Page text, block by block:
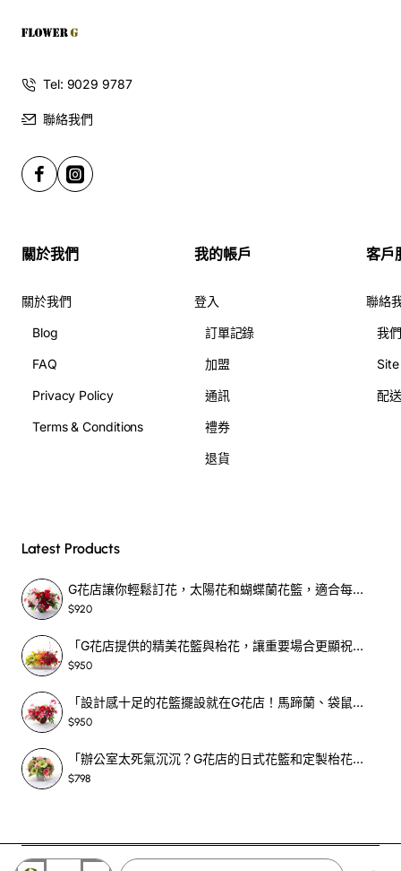
Tel: 9029 9787
聯絡我們
關於我們
關於我們
Blog
FAQ
Privacy Policy
Terms & Conditions
我的帳戶
登入
訂單記錄
加盟
通訊
禮券
退貨
客戶
聯絡
我
配
Latest Products
G花店讓你輕鬆訂花，太陽花和蝴蝶蘭花籃，適合每個重要時刻！-SF390
$920
「G花店提供的精美花籃與枱花，讓重要場合更顯祝賀與喜悅，適合各種用場！」-SF398
$950
「設計感十足的花籃擺設就在G花店！馬蹄蘭、袋鼠爪、罌粟花，為你的重大場合增光添彩！」-SF209
$950
「辦公室太死氣沉沉？G花店的日式花籃和定製枱花，為你帶來新鮮感！」-SF465
$798